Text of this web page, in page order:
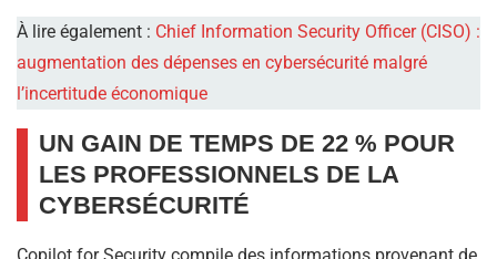
À lire également : Chief Information Security Officer (CISO) :
augmentation des dépenses en cybersécurité malgré
l’incertitude économique
UN GAIN DE TEMPS DE 22 % POUR
LES PROFESSIONNELS DE LA
CYBERSÉCURITÉ